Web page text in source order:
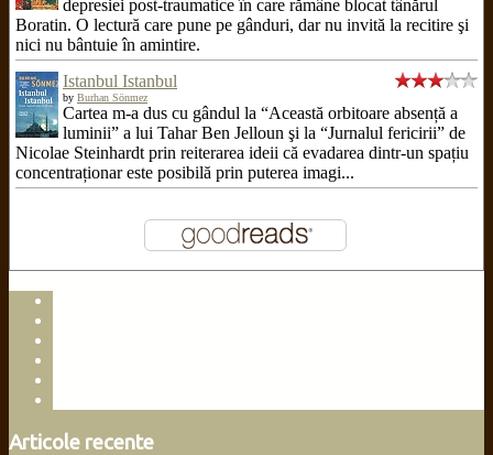
depresiei post-traumatice în care rămâne blocat tânărul
Boratin. O lectură care pune pe gânduri, dar nu invită la recitire şi
nici nu bântuie în amintire.
Istanbul Istanbul
by Burhan Sönmez
Cartea m-a dus cu gândul la “Această orbitoare absență a
luminii” a lui Tahar Ben Jelloun şi la “Jurnalul fericirii” de
Nicolae Steinhardt prin reiterarea ideii că evadarea dintr-un spațiu
concentraționar este posibilă prin puterea imagi...
Articole recente